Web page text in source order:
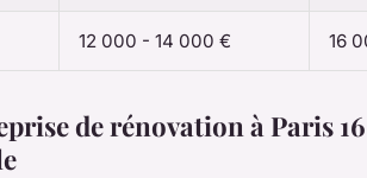
12 000 - 14 000 € 16
de rénovation à Paris